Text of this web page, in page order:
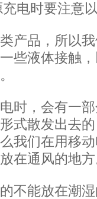
电时要注意
产品，所以
些液体接触
时，会有一
式散发出去
我们在用移
在通风的地
不能放在潮